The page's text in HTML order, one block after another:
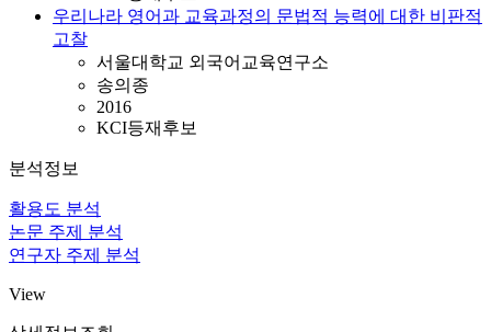
우리나라 영어과 교육과정의 문법적 능력에 대한 비판적
고찰
서울대학교 외국어교육연구소
송의종
2016
KCI등재후보
분석정보
활용도 분석
논문 주제 분석
연구자 주제 분석
View